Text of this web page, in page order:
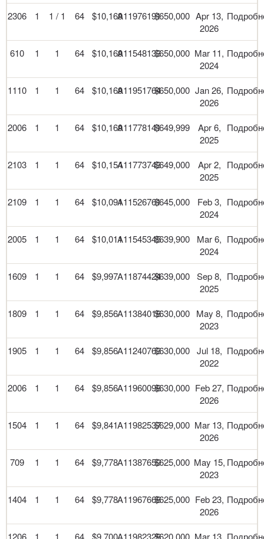
2306 1 1 / 1 64 $10,169A11976191$650,000 Apr 13,
2026
610 1 1 64 $10,169A11548133$650,000 Mar 11,
2024
1110 1 1 64 $10,169A11951764$650,000 Jan 26,
2026
2006 1 1 64 $10,169A11778141$649,999
Apr 6,
2025
2103 1 1 64 $10,154A11773743$649,000
Apr 2,
2025
2109 1 1 64 $10,091A11526761$645,000
Feb 3,
2024
2005 1 1 64 $10,011A11545345$639,900
Mar 6,
2024
1609 1 1 64 $9,997A11874424$639,000 Sep 8,
2025
1809 1 1 64 $9,856A11384018$630,000 May 8,
2023
1905 1 1 64 $9,856A11240763$630,000 Jul 18,
2022
2006 1 1 64 $9,856A11960098$630,000 Feb 27,
2026
1504 1 1 64 $9,841A11982537$629,000 Mar 13,
2026
709 1 1 64 $9,778A11387659$625,000 May 15,
2023
1404 1 1 64 $9,778A11967668$625,000 Feb 23,
2026
1206 1 1 64 $9,700A11982328$620,000 Mar 13,